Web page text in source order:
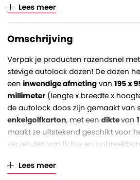
Verkoopeenheid
Lees meer
Omschrijving
Verpak je producten razendsnel
stevige autolock dozen! De dozen
een inwendige afmetingvan 195 x
millimeter(lengte x breedte x
de autolock doos zijn gemaakt van
enkelgolfkarton, met een diktevan 1
maakt ze uitstekend geschikt voor
verzenden van lichte en
Met automatische
Lees meer